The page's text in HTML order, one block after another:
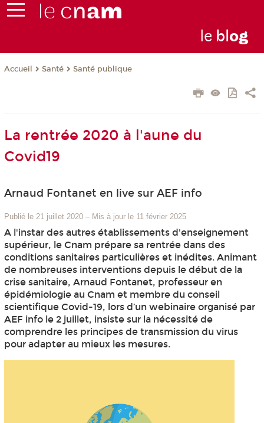
le blog
Accueil Santé Santé publique
La rentrée 2020 à l'aune du
Covid19
Arnaud Fontanet en live sur AEF info
Publié le 21 juillet 2020 – Mis à jour le 11 février 2025
A l'instar des autres établissements d'enseignement
supérieur, le Cnam prépare sa rentrée dans des
conditions sanitaires particulières et inédites. Animant
de nombreuses interventions depuis le début de la
crise sanitaire, Arnaud Fontanet, professeur en
épidémiologie au Cnam et membre du conseil
scientifique Covid-19, lors d’un webinaire organisé par
AEF info le 2 juillet, insiste sur la nécessité de
comprendre les principes de transmission du virus
pour adapter au mieux les mesures.